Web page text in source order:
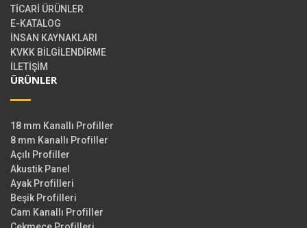
TİCARİ ÜRÜNLER
E-KATALOG
İNSAN KAYNAKLARI
KVKK BİLGİLENDİRME
İLETİŞİM
ÜRÜNLER
18 mm Kanallı Profiller
8 mm Kanallı Profiller
Açılı Profiller
Akustik Panel
Ayak Profilleri
Beşik Profilleri
Cam Kanallı Profiller